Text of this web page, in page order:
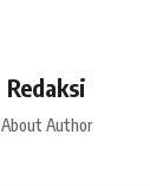
Redaksi
About Author